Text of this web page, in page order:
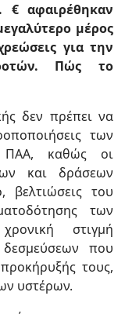
€ αφαιρέθηκαν
μέρος
για την
Πώς το
δεν πρέπει να
των
ΠΑΑ, καθώς οι
και δράσεων
βελτιώσεις του
των
στιγμή
που
τους,
υστέρων.